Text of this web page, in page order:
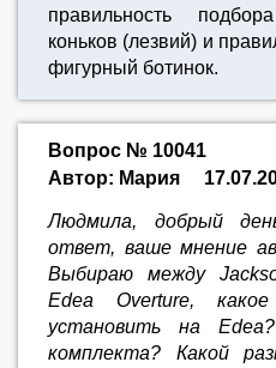
правильность
коньков (лезвий) и
фигурный ботинок.
Вопрос № 10041
Автор: Мария
Людмила, добрый
ответ, ваше мнение
Выбираю между
Edea Overture,
установить на
комплекта? Какой